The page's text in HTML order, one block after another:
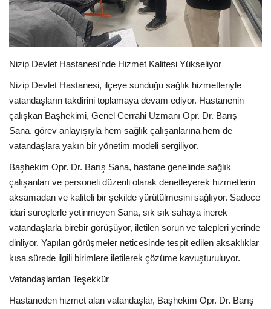
EĞİTİM
Resmiilan
Nizip Devlet Hastanesi’nde Hizmet Kalitesi Yükseliyor
Nizip Devlet Hastanesi, ilçeye sunduğu sağlık hizmetleriyle
vatandaşların takdirini toplamaya devam ediyor. Hastanenin
çalışkan Başhekimi, Genel Cerrahi Uzmanı Opr. Dr. Barış
Sana, görev anlayışıyla hem sağlık çalışanlarına hem de
vatandaşlara yakın bir yönetim modeli sergiliyor.
Başhekim Opr. Dr. Barış Sana, hastane genelinde sağlık
çalışanları ve personeli düzenli olarak denetleyerek hizmetlerin
aksamadan ve kaliteli bir şekilde yürütülmesini sağlıyor. Sadece
idari süreçlerle yetinmeyen Sana, sık sık sahaya inerek
vatandaşlarla birebir görüşüyor, iletilen sorun ve talepleri yerinde
dinliyor. Yapılan görüşmeler neticesinde tespit edilen aksaklıklar
kısa sürede ilgili birimlere iletilerek çözüme kavuşturuluyor.
Vatandaşlardan Teşekkür
Hastaneden hizmet alan vatandaşlar, Başhekim Opr. Dr. Barış